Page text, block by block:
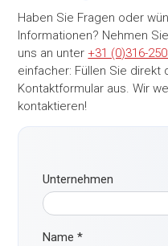
Haben Sie Fragen oder
Informationen? Nehmen
uns an unter +31 (0)316-
einfacher: Füllen Sie direkt
Kontaktformular aus. Wir
kontaktieren!
Unternehmen
Name*